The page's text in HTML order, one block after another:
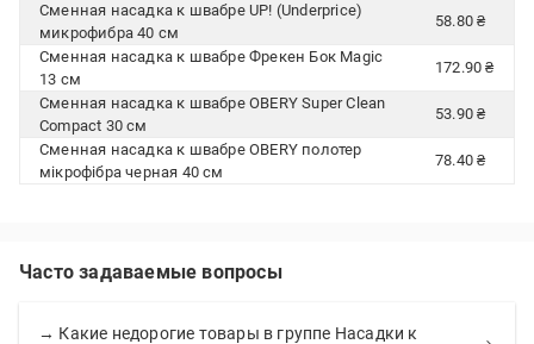
Сменная насадка к швабре UP! (Underprice)
микрофибра 40 см
58.80 ₴
Сменная насадка к швабре Фрекен Бок Magic
13 см
172.90 ₴
Сменная насадка к швабре OBERY Super Clean
Compact 30 см
53.90 ₴
Сменная насадка к швабре OBERY полотер
мікрофібра черная 40 см
78.40 ₴
Часто задаваемые вопросы
→ Какие недорогие товары в группе Насадки к